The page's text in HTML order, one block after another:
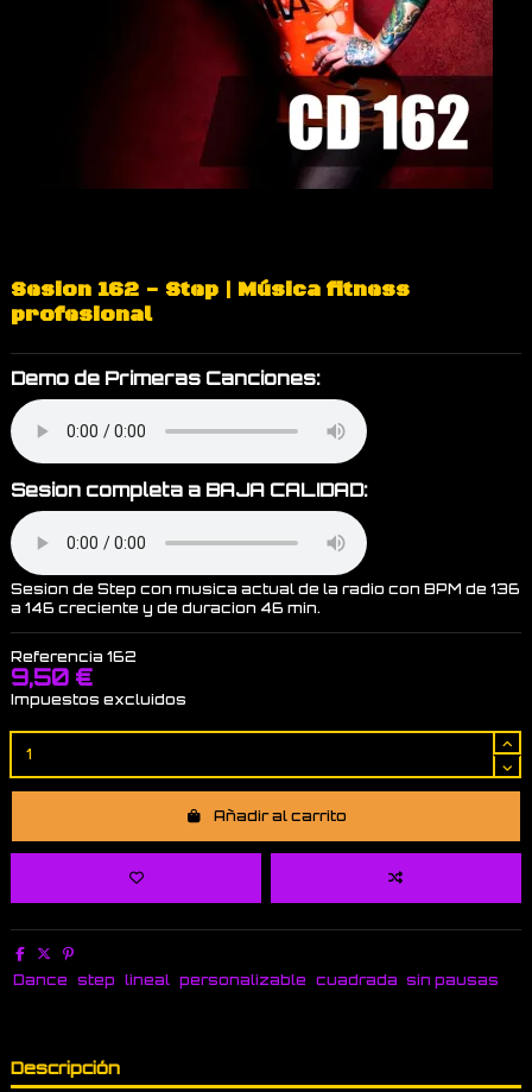
Sesion 162 - Step | Música fitness
profesional
Demo de Primeras Canciones:
Sesion completa a BAJA CALIDAD:
Sesion de Step con musica actual de la radio con BPM de 136
a 146 creciente y de duracion 46 min.
Referencia 162
9,50 €
Impuestos excluidos
Añadir al carrito
Dance step lineal personalizable cuadrada sin pausas
Descripción